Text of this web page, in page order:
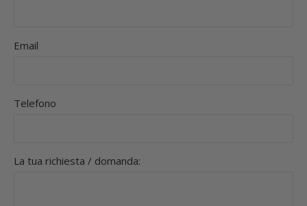
Email
Telefono
La tua richiesta / domanda: